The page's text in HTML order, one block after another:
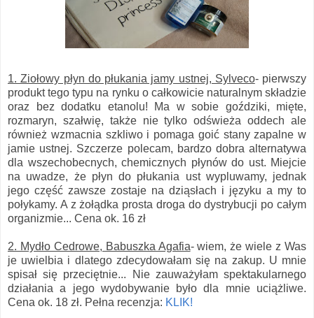
1. Ziołowy płyn do płukania jamy ustnej, Sylveco- pierwszy
produkt tego typu na rynku o całkowicie naturalnym składzie
oraz bez dodatku etanolu! Ma w sobie goździki, mięte,
rozmaryn, szałwię, także nie tylko odświeża oddech ale
również wzmacnia szkliwo i pomaga goić stany zapalne w
jamie ustnej. Szczerze polecam, bardzo dobra alternatywa
dla wszechobecnych, chemicznych płynów do ust. Miejcie
na uwadze, że płyn do płukania ust wypluwamy, jednak
jego część zawsze zostaje na dziąsłach i języku a my to
połykamy. A z żołądka prosta droga do dystrybucji po całym
organizmie... Cena ok. 16 zł
2. Mydło Cedrowe, Babuszka Agafia- wiem, że wiele z Was
je uwielbia i dlatego zdecydowałam się na zakup. U mnie
spisał się przeciętnie... Nie zauważyłam spektakularnego
działania a jego wydobywanie było dla mnie uciążliwe.
Cena ok. 18 zł. Pełna recenzja: KLIK!